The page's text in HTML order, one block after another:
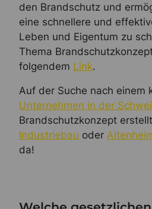
den Brandschutz und
eine schnellere und
Leben und Eigentum zu
Thema
folgendem Link.
Auf der Suche nach einem
Unternehmen in der
Brandschutzkonzept
Industriebau oder
da!